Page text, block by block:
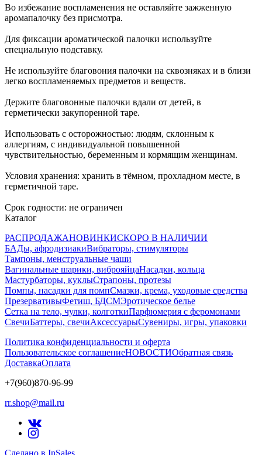
Во избежание воспламенения не оставляйте зажженную
аромапалочку без присмотра.
Для фиксации ароматической палочки используйте
специальную подставку.
Не используйте благовония палочки на сквозняках и в близи
легко воспламеняемых предметов и веществ.
Держите благовонные палочки вдали от детей, в
герметически закупоренной таре.
Использовать с осторожностью: людям, склонным к
аллергиям, с индивидуальной повышенной
чувствительностью, беременным и кормящим женщинам.
Условия хранения: хранить в тёмном, прохладном месте, в
герметичной таре.
Срок годности: не ограничен
Каталог
РАСПРОДАЖАНОВИНКИСКОРО В НАЛИЧИИ
БАДы, афродизиакиВибраторы, стимуляторы
Тампоны, менструальные чаши
Вагинальные шарики, виброяйцаНасадки, кольца
Мастурбаторы, куклыСтрапоны, протезы
Помпы, насадки для помпСмазки, крема, уходовые средства
ПрезервативыФетиш, БДСМЭротическое белье
Сетка на тело, чулки, колготкиПарфюмерия с феромонами
СвечиБаттеры, свечиАксессуарыСувениры, игры, упаковки
Политика конфиденциальности и оферта
Пользовательское соглашениеНОВОСТИОбратная связь
ДоставкаОплата
+7(960)870-96-99
rr.shop@mail.ru
Сделано в InSales